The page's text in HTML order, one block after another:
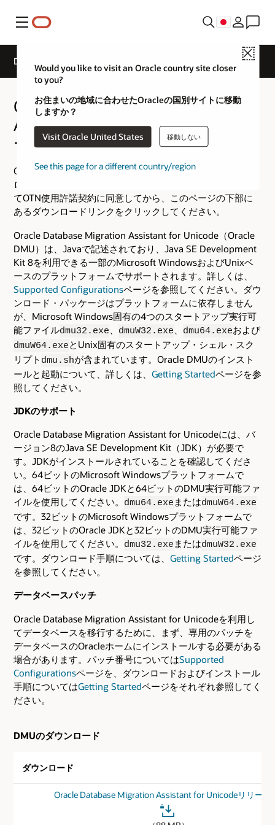
メニュー
Close
Would you like to visit an Oracle country site closer
to you?
お住まいの地域に合わせたOracleの国別サイトに移動
しますか？
Visit Oracle United States 移動しない
See this page for a different country/region
Database Migration Assistant for Unicode - ダウンロード
Oracle Database Migration
Assistant for Unicode：ダウンロ
ード
Oracle Database Migration Assistant for Unicodeをダウン
ロードするには、上部にある適切なラジオボタンを選択し
てOTN使用許諾契約に同意してから、このページの下部に
あるダウンロードリンクをクリックしてください。
Oracle Database Migration Assistant for Unicode（Oracle
DMU）は、Javaで記述されており、Java SE Development
Kit 8を利用できる一部のMicrosoft WindowsおよびUnixベ
ースのプラットフォームでサポートされます。詳しくは、
Supported Configurationsページを参照してください。ダウ
ンロード・パッケージはプラットフォームに依存しません
が、Microsoft Windows固有の4つのスタートアップ実行可
能ファイルdmu32.exe dmuW32.exe dmu64.exeおよび
dmuW64.exeとUnix固有のスタートアップ・シェル・スク
リプト dmu.shが含まれています。Oracle DMUのインスト
ールと起動について、詳しくは、 Getting Startedページを参
照してください。
JDKのサポート
Oracle Database Migration Assistant for Unicodeには、バ
ージョン8のJava SE Development Kit（JDK）が必要で
す。JDKがインストールされていることを確認してくださ
い。64ビットのMicrosoft Windowsプラットフォームで
は、64ビットのOracle JDKと64ビットのDMU実行可能ファ
イルを使用してください。
dmu64.exe またはdmuW64.exe
です。32ビットのMicrosoft Windowsプラットフォームで
は、32ビットのOracle JDKと32ビットのDMU実行可能ファ
イルを使用してください。
dmu32.exe またはdmuW32.exe
です。ダウンロード手順については、 Getting Startedページ
を参照してください。
データベースパッチ
Oracle Database Migration Assistant for Unicodeを利用し
てデータベースを移行するために、まず、専用のパッチを
データベースのOracleホームにインストールする必要がある
場合があります。パッチ番号についてはSupported
Configurationsページを、ダウンロードおよびインストール
手順についてはGetting Startedページをそれぞれ参照してく
ださい。
DMUのダウンロード
ダウンロード
Oracle Database Migration Assistant for Unicodeリリース